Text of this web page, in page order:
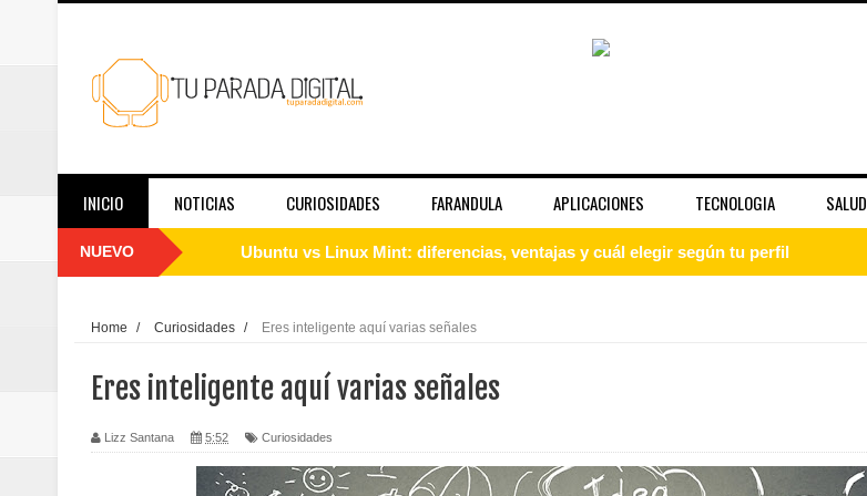
INICIO NOTICIAS CURIOSIDADES FARANDULA APLICACIONES TECNOLOGIA SALUD
NUEVO Cómo instalar Linux desde cero: guía paso a paso para principiantes
El papel de las redes sociales en la fama y la imagen pública de las celebridades
Telemedicina hoy: en qué casos funciona bien y cuándo no es suficiente
Home / Curiosidades / Eres inteligente aquí varias señales
Eres inteligente aquí varias señales
Lizz Santana 5:52 Curiosidades